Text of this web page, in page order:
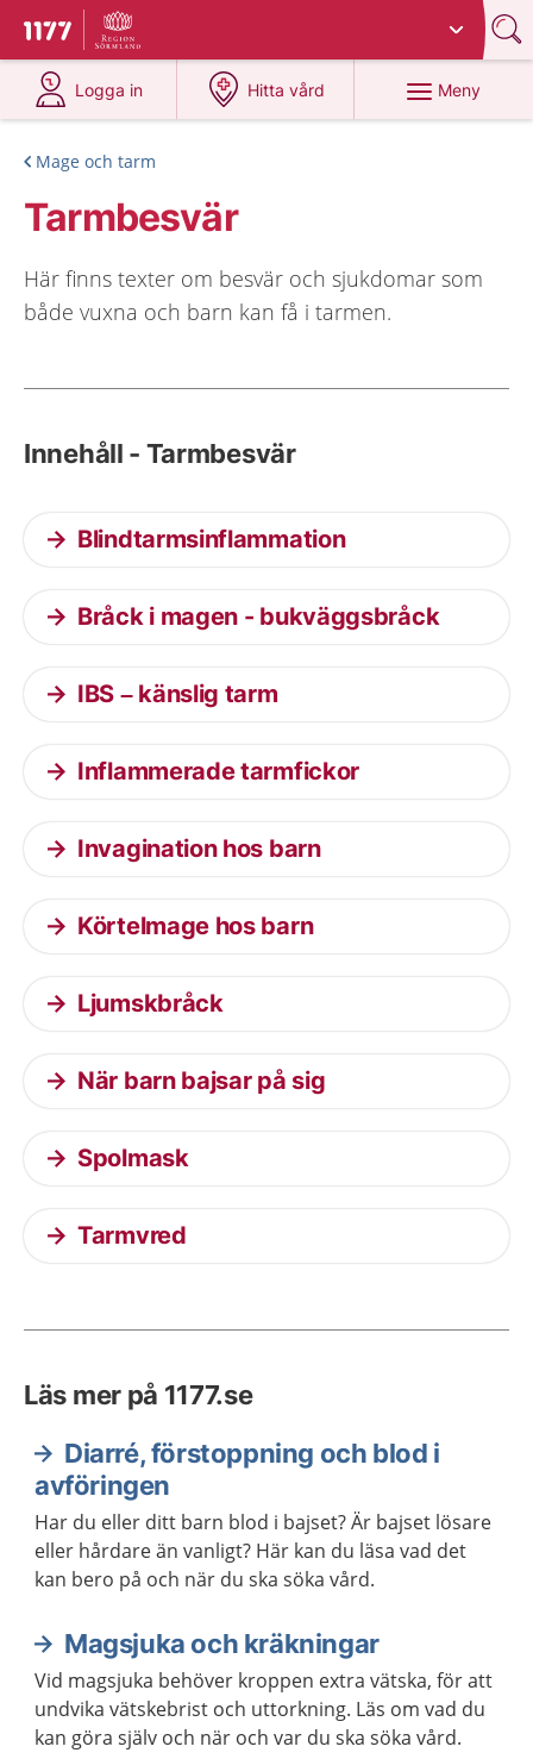
Till startsidan för 1177
Du har valt region
Logga in
på 1177.se
Hitta vård
på 1177.se
Meny
Mage och tarm
Tarmbesvär
Här finns texter om besvär och sjukdomar som
både vuxna och barn kan få i tarmen.
Innehåll - Tarmbesvär
Blindtarmsinflammation
Bråck i magen - bukväggsbråck
IBS – känslig tarm
Inflammerade tarmfickor
Invagination hos barn
Körtelmage hos barn
Ljumskbråck
När barn bajsar på sig
Spolmask
Tarmvred
Läs mer på 1177.se
Diarré, förstoppning och blod i
avföringen
Har du eller ditt barn blod i bajset? Är bajset lösare
eller hårdare än vanligt? Här kan du läsa vad det
kan bero på och när du ska söka vård.
Magsjuka och kräkningar
Vid magsjuka behöver kroppen extra vätska, för att
undvika vätskebrist och uttorkning. Läs om vad du
kan göra själv och när och var du ska söka vård.